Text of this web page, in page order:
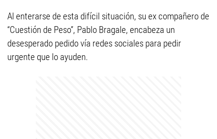
Al enterarse de esta difícil situación, su ex compañero de
“Cuestión de Peso”, Pablo Bragale, encabeza un
desesperado pedido vía redes sociales para pedir
urgente que lo ayuden.